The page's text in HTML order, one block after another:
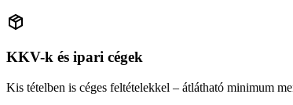
KKV-k és ipari cégek
Kis tételben is céges feltételekkel – átlátható minimum